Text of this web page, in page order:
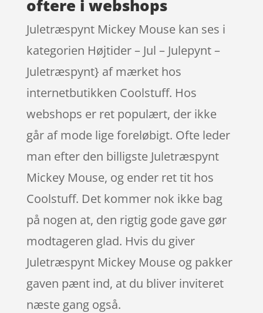
oftere i webshops
Juletræspynt Mickey Mouse kan ses i
kategorien Højtider – Jul – Julepynt –
Juletræspynt} af mærket hos
internetbutikken Coolstuff. Hos
webshops er ret populært, der ikke
går af mode lige foreløbigt. Ofte leder
man efter den billigste Juletræspynt
Mickey Mouse, og ender ret tit hos
Coolstuff. Det kommer nok ikke bag
på nogen at, den rigtig gode gave gør
modtageren glad. Hvis du giver
Juletræspynt Mickey Mouse og pakker
gaven pænt ind, at du bliver inviteret
næste gang også.